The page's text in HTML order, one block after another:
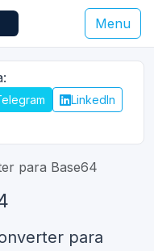
Menu
LinkedIn
para Base64
para